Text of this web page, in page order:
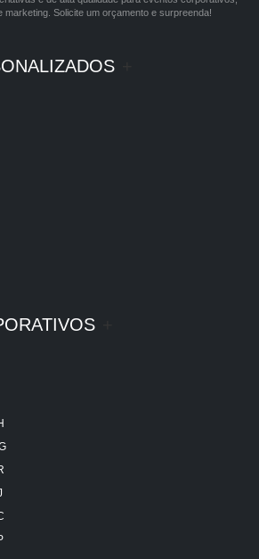
Solicite um orçamento e surpreenda!